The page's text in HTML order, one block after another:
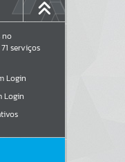
no
71 serviços
Login
Login